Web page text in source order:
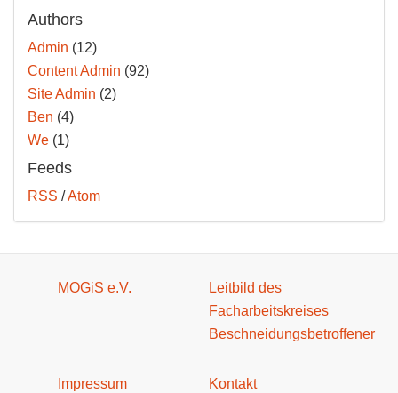
Authors
Admin (12)
Content Admin (92)
Site Admin (2)
Ben (4)
We (1)
Feeds
RSS /Atom
MOGiS e.V.
Leitbild des
Facharbeitskreises
Beschneidungsbetroffener
Impressum Kontakt